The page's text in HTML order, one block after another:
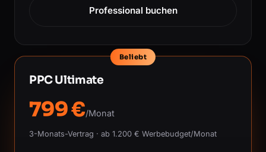
Professional buchen
Beliebt
PPC Ultimate
799 €/Monat
3-Monats-Vertrag · ab 1.200 € Werbebudget/Monat